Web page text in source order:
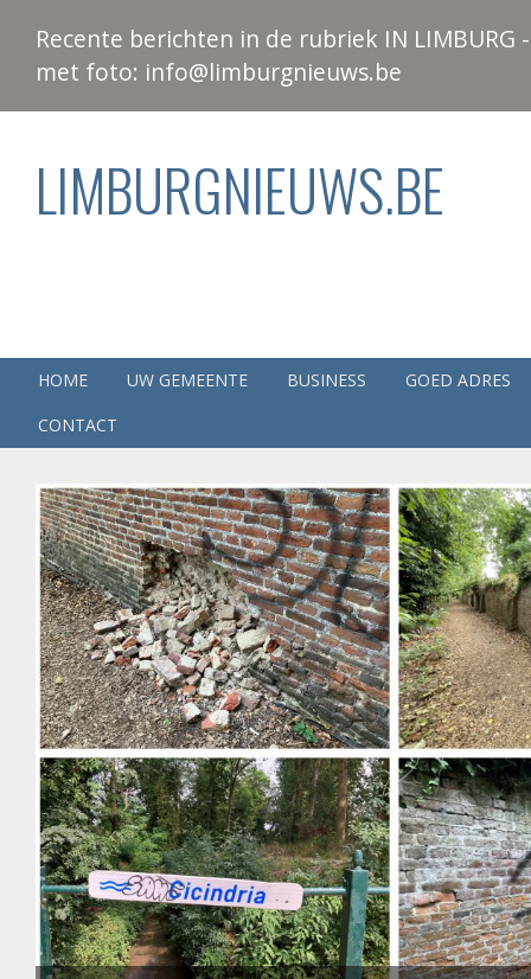
Recente berichten in de rubriek IN
met foto: info@limburgnieuws.be
LIMBURGNIEUWS.BE
HOME UW GEMEENTE BUSINESS
GOED ADRES
CONTACT